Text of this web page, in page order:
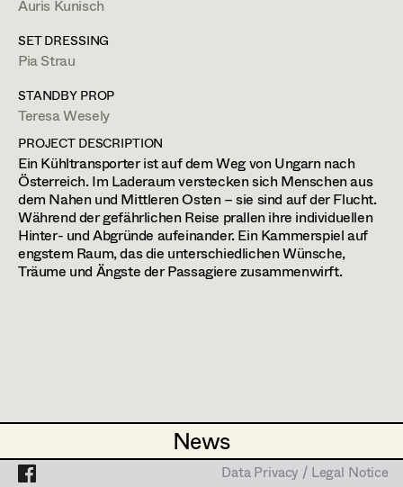
News
News
Retired Members
Honorary Members
Projects
Data Privacy / Legal Notice
Set Decoration
Assistant Set Decorator
Set Dec Buyer /
Props Buyer
Set Dressing
Prop Master
Standby Props
Christian Haizinger
Peter Hofmann
Franz Hofmann
Johanna Högler
Antoinette Höring
Philipp Juda
Mario Kainer
Sebastian Kubisch
Christoph Pock-Charlesworth
Susanne Raberger
Auris Kunisch
Prop Master
Rankgasse 8,1160Wien
m +43 681 205 49 965,mail@aurisku.com
PROFILE
M. Katharina Heigl, TV
(ab 3.9. (14 Wochen))
Auris Kunisch
SET DRESSING
Pia Strau
STANDBY PROP
Teresa Wesely
PROJECT DESCRIPTION
Ein Kühltransporter ist auf dem Weg von Ungarn nach
Österreich. Im Laderaum verstecken sich Menschen aus
dem Nahen und Mittleren Osten – sie sind auf der Flucht.
Während der gefährlichen Reise prallen ihre individuellen
Hinter- und Abgründe aufeinander. Ein Kammerspiel auf
engstem Raum, das die unterschiedlichen Wünsche,
Träume und Ängste der Passagiere zusammenwirft.
Data Privacy / Legal Notice